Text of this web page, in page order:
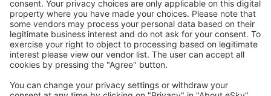
Descarcă aplicația noastrăși organizează-ţi
convenabil călătoriile